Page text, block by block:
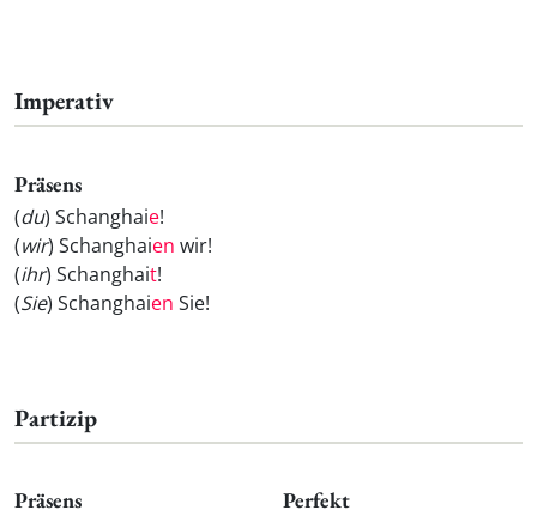
Imperativ
Präsens
(du) Schanghaie!
(wir) Schanghaien wir!
(ihr) Schanghait!
(Sie) Schanghaien Sie!
Partizip
Präsens Perfekt